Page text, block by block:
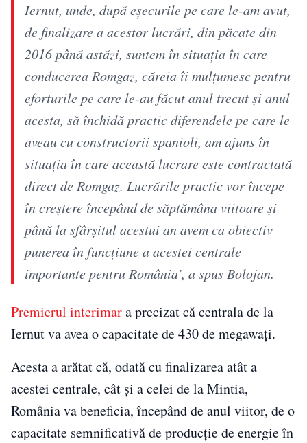
Iernut, unde, după eșecurile pe care le-am avut,
de finalizare a acestor lucrări, din păcate din
2016 până astăzi, suntem în situația în care
conducerea Romgaz, căreia îi mulțumesc pentru
eforturile pe care le-au făcut anul trecut și anul
acesta, să închidă practic diferendele pe care le
aveau cu constructorii spanioli, am ajuns în
situația în care această lucrare este contractată
direct de Romgaz. Lucrările practic vor începe
în creștere începând de săptămâna viitoare și
până la sfârșitul acestui an avem ca obiectiv
punerea în funcțiune a acestei centrale
importante pentru România’, a spus Bolojan.
Premierul interimara precizat că centrala de la
Iernut va avea o capacitate de 430 de megawați.
Acesta a arătat că, odată cu finalizarea atât a
acestei centrale, cât și a celei de la Mintia,
România va beneficia, începând de anul viitor, de o
capacitate semnificativă de producție de energie în